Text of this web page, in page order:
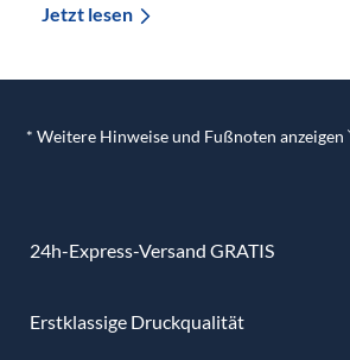
Jetzt lesen
* Weitere Hinweise und Fußnoten anzeigen
24h-Express-Versand GRATIS
Erstklassige Druckqualität